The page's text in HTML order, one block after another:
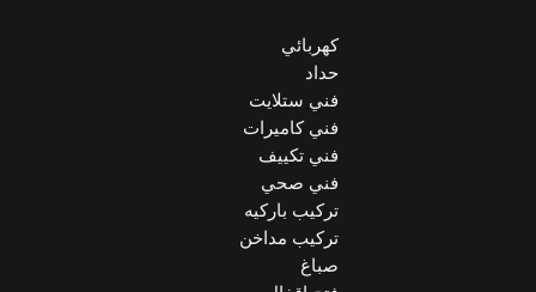
كهربائي
حداد
فني ستلايت
فني كاميرات
فني تكييف
فني صحي
تركيب باركيه
تركيب مداخن
صباغ